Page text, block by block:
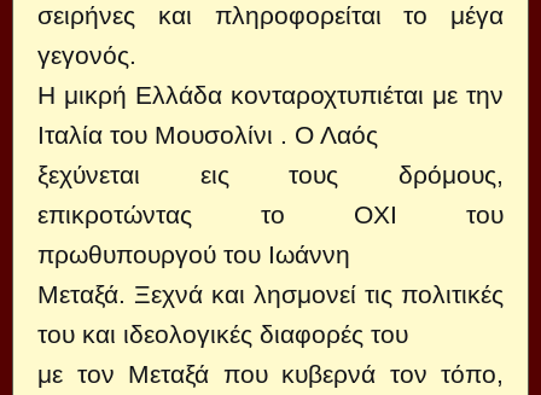
σειρήνες και πληροφορείται το μέγα
γεγονός.
Η μικρή Ελλάδα κονταροχτυπιέται με την
Ιταλία του Μουσολίνι . Ο Λαός
ξεχύνεται εις τους δρόμους,
επικροτώντας το ΟΧΙ του
πρωθυπουργού του Ιωάννη
Μεταξά. Ξεχνά και λησμονεί τις πολιτικές
του και ιδεολογικές διαφορές του
με τον Μεταξά που κυβερνά τον τόπο,